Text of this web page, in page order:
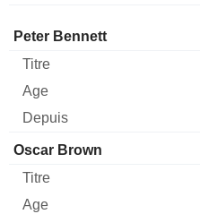
Administrateur
Peter Bennett
Oscar Brown